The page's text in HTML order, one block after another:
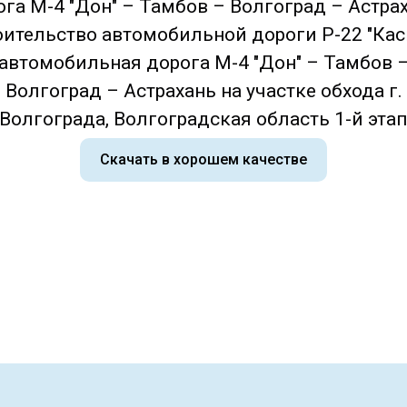
М-4 "Дон" – Тамбов – Волгоград –
автомобильной дороги Р-22
автомобильная дорога М-4 "Дон" – Тамбов –
Волгоград – Астрахань на участке обхода г.
Волгограда, Волгоградская область 1-й этап
Скачать в хорошем качестве